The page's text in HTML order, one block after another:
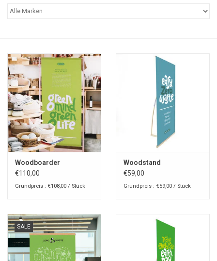
Woodboarder
€110,00
Grundpreis : €108,00 / Stück
Woodstand
€59,00
Grundpreis : €59,00 / Stück
SALE